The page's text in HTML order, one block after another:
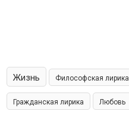
Жизнь Философская лирика
Гражданская лирика Любовь